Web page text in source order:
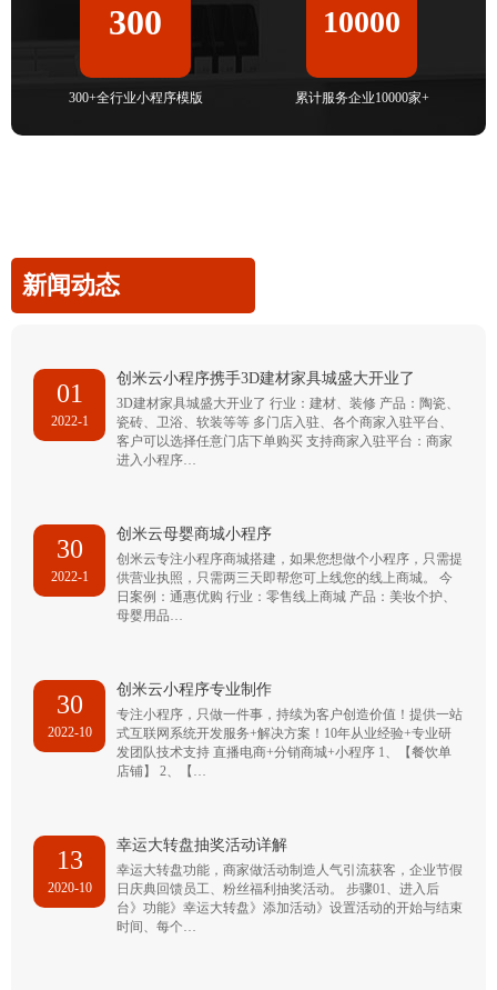
300
300+全行业小程序模版
10000
累计服务企业10000家+
新闻动态
01
2022-1
创米云小程序携手3D建材家具城盛大开业了
3D建材家具城盛大开业了 行业：建材、装修 产品：陶瓷、
瓷砖、卫浴、软装等等 多门店入驻、各个商家入驻平台、
客户可以选择任意门店下单购买 支持商家入驻平台：商家
进入小程序…
30
2022-1
创米云母婴商城小程序
创米云专注小程序商城搭建，如果您想做个小程序，只需提
供营业执照，只需两三天即帮您可上线您的线上商城。 今
日案例：通惠优购 行业：零售线上商城 产品：美妆个护、
母婴用品…
30
2022-10
创米云小程序专业制作
专注小程序，只做一件事，持续为客户创造价值！提供一站
式互联网系统开发服务+解决方案！10年从业经验+专业研
发团队技术支持 直播电商+分销商城+小程序 1、【餐饮单
店铺】 2、【…
13
2020-10
幸运大转盘抽奖活动详解
幸运大转盘功能，商家做活动制造人气引流获客，企业节假
日庆典回馈员工、粉丝福利抽奖活动。 步骤01、进入后
台》功能》幸运大转盘》添加活动》设置活动的开始与结束
时间、每个…